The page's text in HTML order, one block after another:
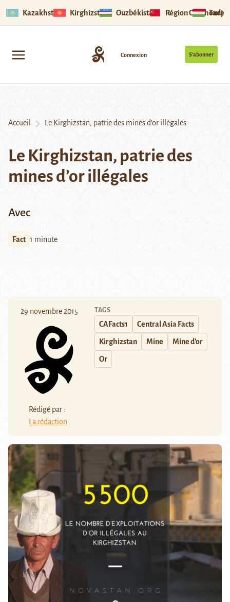
Kazakhstan Kirghizstan Ouzbékistan Région Ouïghoure
S’abonner
Connexion
Accueil Le Kirghizstan, patrie des mines d’or illégales
Le Kirghizstan, patrie des
mines d’or illégales
Avec
Fact 1 minute
29 novembre 2015
Rédigé par :
La rédaction
TAGS
CAFacts1 Central Asia Facts
Kirghizstan Mine Mine d'or
Or